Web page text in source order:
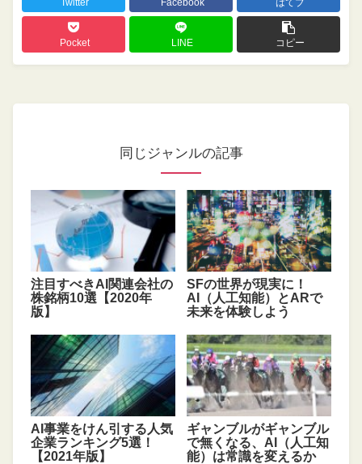
Twitter Facebook はてブ
Pocket LINE コピー
同じジャンルの記事
注目すべきAI関連会社の
株銘柄10選【2020年
版】
SFの世界が現実に！
AI（人工知能）とARで
未来を体験しよう
AI事業をけん引する人気
企業ランキング5選！
【2021年版】
ギャンブルがギャンブル
で無くなる、AI（人工知
能）は常識を変えるか